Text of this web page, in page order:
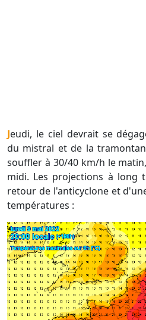
Jeudi, le ciel devrait se dégager totalement, en raison
du mistral et de la
souffler à 30/40 km/h le
midi. Les projections à long
retour de l'anticyclone et
températures :